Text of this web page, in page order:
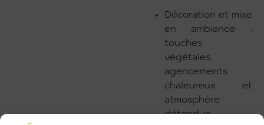
Décoration et mise
en ambiance :
touches
végétales,
agencements
chaleureux et
atmosphère
détendue